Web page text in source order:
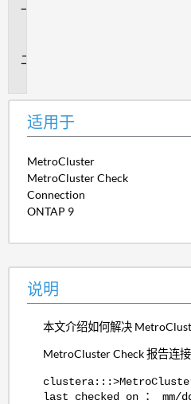
适用于
MetroCluster
MetroCluster Check
Connection
ONTAP 9
说明
本文介绍如何解决
MetroCluster Check 报告连接
clustera:::>MetroCluster
last checked on ： mm/